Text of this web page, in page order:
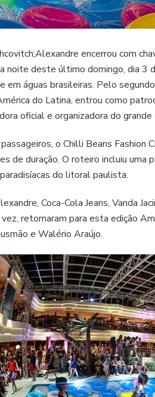
encerrou com
noite deste último domingo, dia 3
em águas brasileiras. Pelo
do Latina, entrou como
oficial e organizadora do
o Chilli Beans Fashion
de duração. O roteiro incluiu uma
do litoral paulista.
Coca-Cola Jeans, Vanda
retornaram para esta edição
e Walério Araújo.